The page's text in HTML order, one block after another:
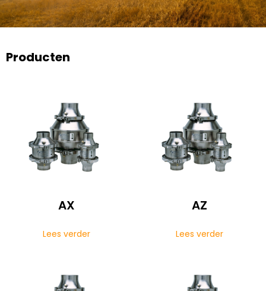
Producten
AX
Lees verder
AZ
Lees verder